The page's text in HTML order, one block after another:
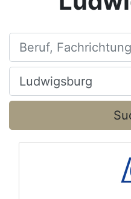
Beruf, Fachrichtung, Firma
Ort, Stadt